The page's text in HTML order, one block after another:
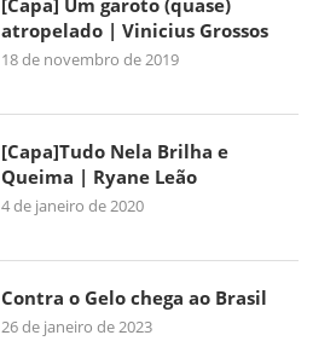
atropelado | Vinicius Grossos
18 de novembro de 2019
[Capa]Tudo Nela Brilha e
Queima | Ryane Leão
4 de janeiro de 2020
Contra o Gelo chega ao Brasil
26 de janeiro de 2023